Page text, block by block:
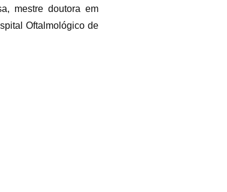
mestre doutora em
Oftalmológico de